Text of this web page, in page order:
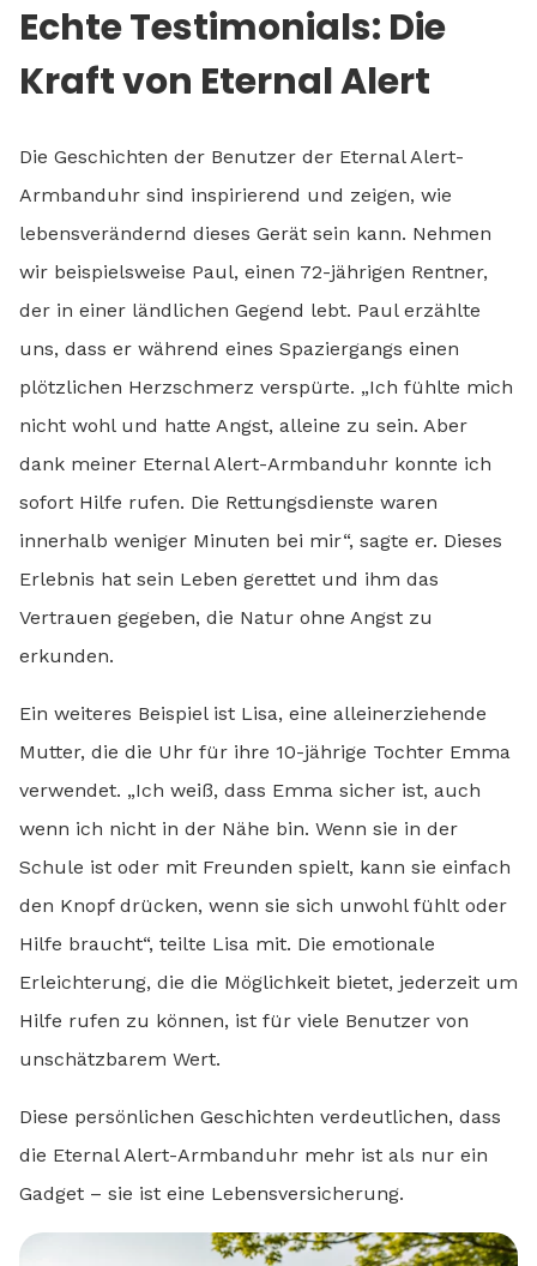
Echte Testimonials: Die
Kraft von Eternal Alert
Die Geschichten der Benutzer der Eternal Alert-
Armbanduhr sind inspirierend und zeigen, wie
lebensverändernd dieses Gerät sein kann. Nehmen
wir beispielsweise Paul, einen 72-jährigen Rentner,
der in einer ländlichen Gegend lebt. Paul erzählte
uns, dass er während eines Spaziergangs einen
plötzlichen Herzschmerz verspürte. „Ich fühlte mich
nicht wohl und hatte Angst, alleine zu sein. Aber
dank meiner Eternal Alert-Armbanduhr konnte ich
sofort Hilfe rufen. Die Rettungsdienste waren
innerhalb weniger Minuten bei mir“, sagte er. Dieses
Erlebnis hat sein Leben gerettet und ihm das
Vertrauen gegeben, die Natur ohne Angst zu
erkunden.
Ein weiteres Beispiel ist Lisa, eine alleinerziehende
Mutter, die die Uhr für ihre 10-jährige Tochter Emma
verwendet. „Ich weiß, dass Emma sicher ist, auch
wenn ich nicht in der Nähe bin. Wenn sie in der
Schule ist oder mit Freunden spielt, kann sie einfach
den Knopf drücken, wenn sie sich unwohl fühlt oder
Hilfe braucht“, teilte Lisa mit. Die emotionale
Erleichterung, die die Möglichkeit bietet, jederzeit um
Hilfe rufen zu können, ist für viele Benutzer von
unschätzbarem Wert.
Diese persönlichen Geschichten verdeutlichen, dass
die Eternal Alert-Armbanduhr mehr ist als nur ein
Gadget – sie ist eine Lebensversicherung.